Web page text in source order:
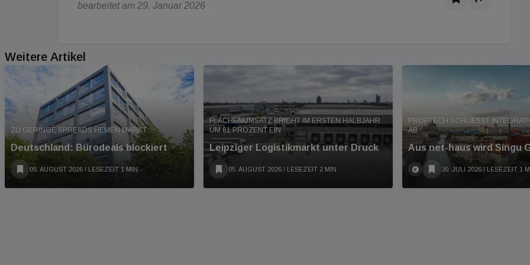
bearbeitet am 29. Januar 2026
Weitere Artikel
ZU GERINGE SPREADS HEMEN MARKT
Deutschland: Bürodeals blockiert
05. AUGUST 2026 / LESEZEIT 1 MIN
FLÄCHENUMSATZ BRICHT IM ERSTEN HALBJAHR
UM 61 PROZENT EIN
Leipziger Logistikmarkt unter Druck
05. AUGUST 2026 / LESEZEIT 2 MIN
PROPTECH SCHLIESST
B
Aus net-haus wird Singu
30. JULI 2026 / LESEZEIT 1